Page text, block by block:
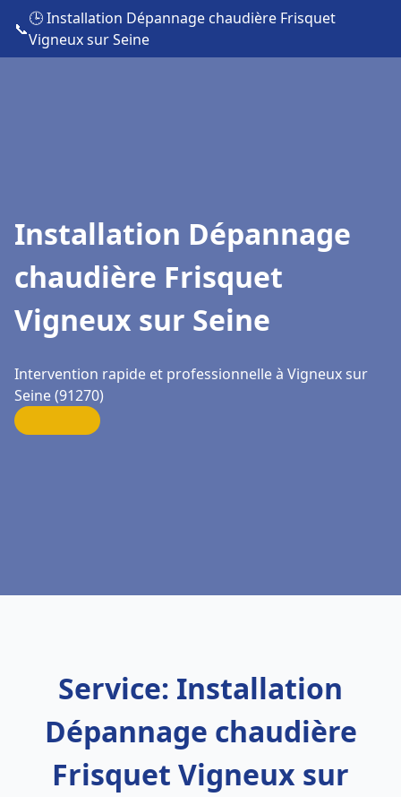
📞
🕒 Installation Dépannage chaudière Frisquet
Vigneux sur Seine
Installation Dépannage
chaudière Frisquet
Vigneux sur Seine
Intervention rapide et professionnelle à Vigneux sur
Seine (91270)
Service: Installation
Dépannage chaudière
Frisquet Vigneux sur